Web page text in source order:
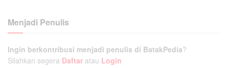
Menjadi Penulis
Ingin berkontribusi menjadi penulis di BatakPedia?
Silahkan segera Daftar atau Login